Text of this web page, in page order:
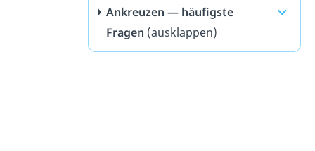
Ankreuzen — häufigste
Fragen (ausklappen)